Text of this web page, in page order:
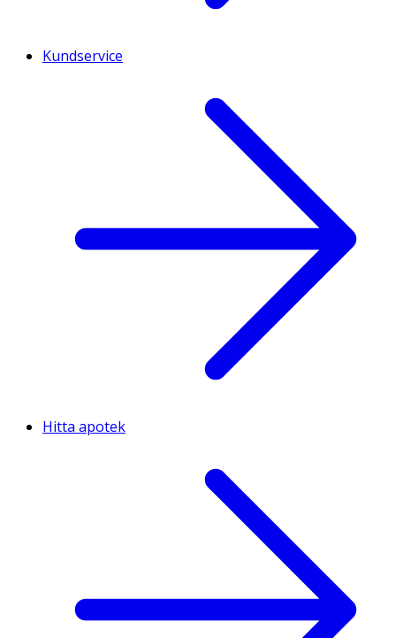
Kundservice
Hitta apotek